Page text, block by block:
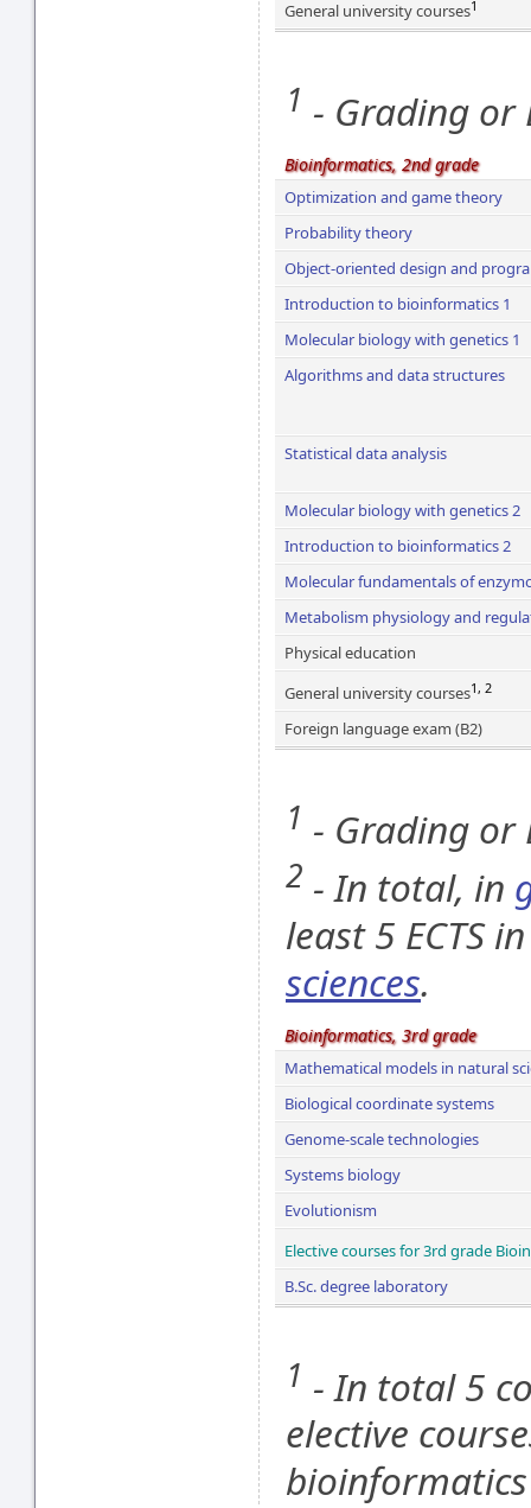
General university courses1
1 - Grading or
Bioinformatics, 2nd grade
Optimization and game theory
Probability theory
Object-oriented design and
Introduction to bioinformatics 1
Molecular biology with genetics 1
Algorithms and data structures
Statistical data analysis
Molecular biology with genetics 2
Introduction to bioinformatics 2
Molecular fundamentals of
Metabolism physiology and
Physical education
General university courses1, 2
Foreign language exam (B2)
1 - Grading or
2 - In total, in
least 5 ECTS
sciences.
Bioinformatics, 3rd grade
Mathematical models in natural
Biological coordinate systems
Genome-scale technologies
Systems biology
Evolutionism
Elective courses for 3rd grade
B.Sc. degree laboratory
1 - In total 5
elective